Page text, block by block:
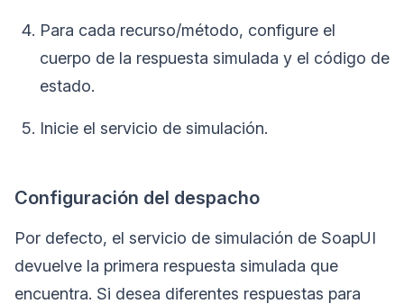
Para cada recurso/método, configure el
cuerpo de la respuesta simulada y el código de
estado.
Inicie el servicio de simulación.
Configuración del despacho
Por defecto, el servicio de simulación de SoapUI
devuelve la primera respuesta simulada que
encuentra. Si desea diferentes respuestas para